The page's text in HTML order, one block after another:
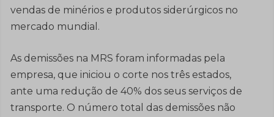
vendas de minérios e produtos siderúrgicos no
mercado mundial.
As demissões na MRS foram informadas pela
empresa, que iniciou o corte nos três estados,
ante uma redução de 40% dos seus serviços de
transporte. O número total das demissões não